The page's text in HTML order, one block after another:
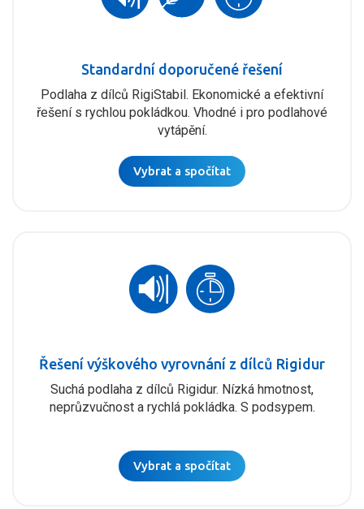
Standardní doporučené řešení
Podlaha z dílců RigiStabil. Ekonomické a efektivní
řešení s rychlou pokládkou. Vhodné i pro podlahové
vytápění.
Vybrat a spočítat
Řešení výškového vyrovnání z dílců Rigidur
Suchá podlaha z dílců Rigidur. Nízká hmotnost,
neprůzvučnost a rychlá pokládka. S podsypem.
Vybrat a spočítat